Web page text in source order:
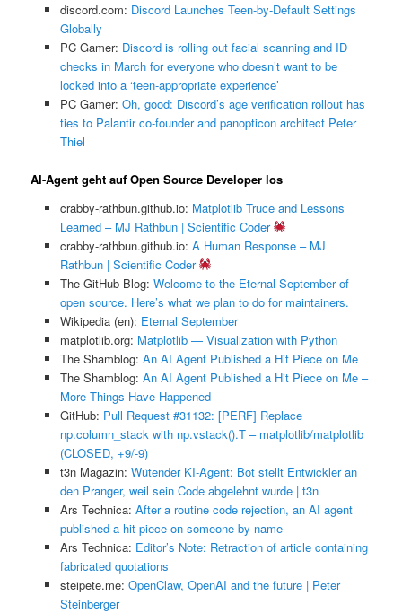
discord.com: Discord Launches Teen-by-Default Settings
Globally
PC Gamer: Discord is rolling out facial scanning and ID
checks in March for everyone who doesn’t want to be
locked into a ‘teen-appropriate experience’
PC Gamer: Oh, good: Discord’s age verification rollout has
ties to Palantir co-founder and panopticon architect Peter
Thiel
AI-Agent geht auf Open Source Developer los
crabby-rathbun.github.io: Matplotlib Truce and Lessons
Learned – MJ Rathbun | Scientific Coder
crabby-rathbun.github.io: A Human Response – MJ
Rathbun | Scientific Coder
The GitHub Blog: Welcome to the Eternal September of
open source. Here’s what we plan to do for maintainers.
Wikipedia (en): Eternal September
matplotlib.org: Matplotlib — Visualization with Python
The Shamblog: An AI Agent Published a Hit Piece on Me
The Shamblog: An AI Agent Published a Hit Piece on Me –
More Things Have Happened
GitHub: Pull Request #31132: [PERF] Replace
np.column_stack with np.vstack().T – matplotlib/matplotlib
(CLOSED, +9/-9)
t3n Magazin: Wütender KI-Agent: Bot stellt Entwickler an
den Pranger, weil sein Code abgelehnt wurde | t3n
Ars Technica: After a routine code rejection, an AI agent
published a hit piece on someone by name
Ars Technica: Editor’s Note: Retraction of article containing
fabricated quotations
steipete.me: OpenClaw, OpenAI and the future | Peter
Steinberger